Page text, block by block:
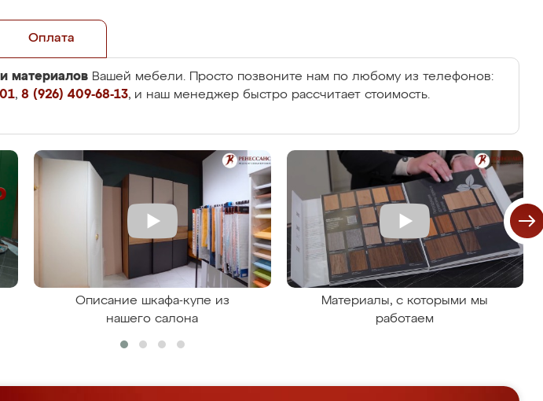
Оплата
материалов Вашей мебели. Просто позвоните нам по любому из телефонов:
, 8 (926) 409-68-13, и наш менеджер быстро рассчитает стоимость.
Описание шкафа-купе из
нашего салона
Материалы, с которыми мы
работаем